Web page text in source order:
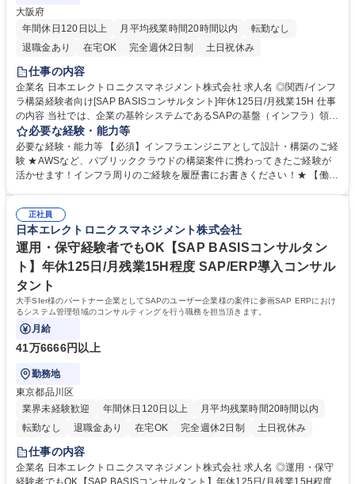
大阪府
年間休日120日以上
月平均残業時間20時間以内
転勤なし
退職金あり
在宅OK 完全週休2日制 土日祝休み
仕事の内容
企業名 日本エレクトロニクスマネジメント株式会社 求人名 ◎関西/インフ
ラ構築経験者向け[SAP BASISコンサルタント]年休125日/月残業15H 仕事
の内容 当社では、企業の基幹システムであるSAPの基盤（インフラ）領域
を担当するエンジニアとしてご活躍いただきます。SAP未経験の方でも、
これまでのITインフラ（サーバー・OS・ミドルウェア等）の経験を活かし
ながら キャッチアップいただける環境です。 具体的には、SAPシステム
の基盤レイヤーにおける要件定義・設計・構築から運用・保守までを一貫
チューニング、障害対応などのSAPシステム保守運用対応などを通じて、
システムの安定稼働を支える重要なポジションです。 募集職種 ◎関西/イ
ンフラ構築経験者向け[SAP BASISコンサルタント]年休125日/月残業15H
必要な経験・能力等
必要な経験・能力等 【必須】インフラエンジニアとして設計・構築のご経
験 ★AWSなど、パブリッククラウドの構築案件に携わってきたご経験が
活かせます！インフラ周りのご経験を履歴書にお書きください！★ 【働き
メンバーと協調して組織的に価値を高めていける方 ■明確なキャリアプラ
ンを持ち、その実現に向けて努力を惜しまない方 ■上司などからの指示を
待つのではなく、自らの判断で積極的に行動できる方 学歴・資格 学歴：
大学院 大学 高専 短大 専修学校 高校 語学力： 資格：
正社員
日本エレクトロニクスマネジメント株式会社
運用・保守経験者でもOK【SAP BASISコンサルタン
ト】年休125日/月残業15H程度 SAP/ERP導入コンサル
タント
大手SIer様のパートナー企業としてSAPのユーザー企業様の案件に参画SAP ERPにおけ
るシステム管理領域のコンサルティングを行う職務を担当頂きます。
月給
41万6666円以上
勤務地
東京都品川区
業界未経験歓迎
年間休日120日以上
月平均残業時間20時間以内
転勤なし
退職金あり 在宅OK 完全週休2日制 土日祝休み
仕事の内容
企業名 日本エレクトロニクスマネジメント株式会社 求人名 ◎運用・保守
経験者でもOK【SAP BASISコンサルタント】年休125日/月残業15H程度